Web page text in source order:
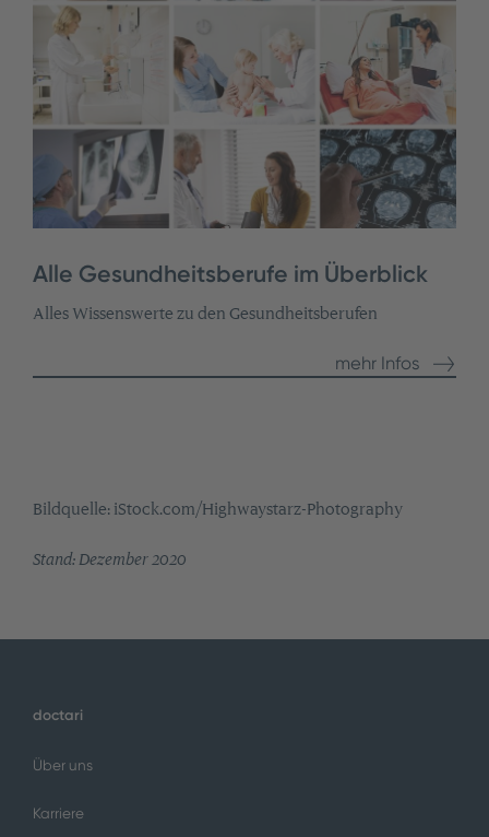
Alle Gesundheitsberufe im Überblick
Alles Wissenswerte zu den Gesundheitsberufen
mehr Infos
Bildquelle: iStock.com/Highwaystarz-Photography
Stand: Dezember 2020
doctari
Über uns
Karriere